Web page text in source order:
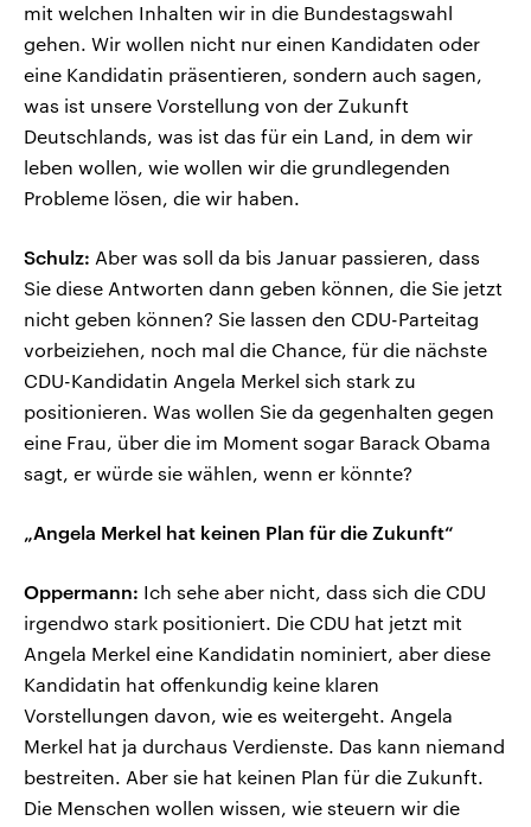
mit welchen Inhalten wir in die Bundestagswahl
gehen. Wir wollen nicht nur einen Kandidaten oder
eine Kandidatin präsentieren, sondern auch sagen,
was ist unsere Vorstellung von der Zukunft
Deutschlands, was ist das für ein Land, in dem wir
leben wollen, wie wollen wir die grundlegenden
Probleme lösen, die wir haben.
Schulz: Aber was soll da bis Januar passieren, dass
Sie diese Antworten dann geben können, die Sie jetzt
nicht geben können? Sie lassen den CDU-Parteitag
vorbeiziehen, noch mal die Chance, für die nächste
CDU-Kandidatin Angela Merkel sich stark zu
positionieren. Was wollen Sie da gegenhalten gegen
eine Frau, über die im Moment sogar Barack Obama
sagt, er würde sie wählen, wenn er könnte?
„Angela Merkel hat keinen Plan für die Zukunft“
Oppermann: Ich sehe aber nicht, dass sich die CDU
irgendwo stark positioniert. Die CDU hat jetzt mit
Angela Merkel eine Kandidatin nominiert, aber diese
Kandidatin hat offenkundig keine klaren
Vorstellungen davon, wie es weitergeht. Angela
Merkel hat ja durchaus Verdienste. Das kann niemand
bestreiten. Aber sie hat keinen Plan für die Zukunft.
Die Menschen wollen wissen, wie steuern wir die